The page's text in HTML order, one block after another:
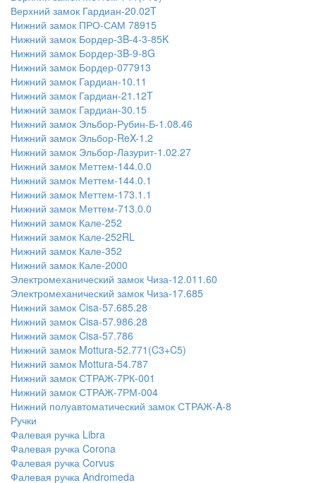
Верхний замок Гардиан-20.02T
Нижний замок ПРО-САМ 78915
Нижний замок Бордер-3B-4-3-85K
Нижний замок Бордер-3B-9-8G
Нижний замок Бордер-077913
Нижний замок Гардиан-10.11
Нижний замок Гардиан-21.12T
Нижний замок Гардиан-30.15
Нижний замок Эльбор-Рубин-Б-1.08.46
Нижний замок Эльбор-ReX-1.2
Нижний замок Эльбор-Лазурит-1.02.27
Нижний замок Меттем-144.0.0
Нижний замок Меттем-144.0.1
Нижний замок Меттем-173.1.1
Нижний замок Меттем-713.0.0
Нижний замок Кале-252
Нижний замок Кале-252RL
Нижний замок Кале-352
Нижний замок Кале-2000
Электромеханический замок Чиза-12.011.60
Электромеханический замок Чиза-17.685
Нижний замок Cisa-57.685.28
Нижний замок Cisa-57.986.28
Нижний замок Cisa-57.786
Нижний замок Mottura-52.771(C3+C5)
Нижний замок Mottura-54.787
Нижний замок СТРАЖ-7РК-001
Нижний замок СТРАЖ-7РМ-004
Нижний полуавтоматический замок СТРАЖ-A-8
Ручки
Фалевая ручка Libra
Фалевая ручка Corona
Фалевая ручка Corvus
Фалевая ручка Andromeda